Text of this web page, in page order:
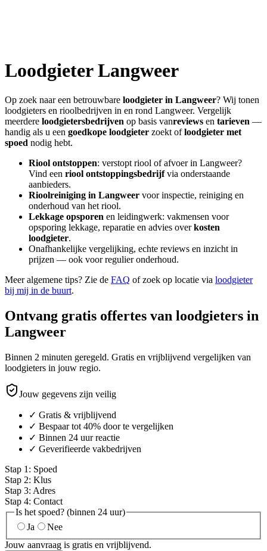
LoodgieterLangweer
Op zoek naar een betrouwbare loodgieter in Langweer? Wij tonen
loodgieters en rioolbedrijven in en rond Langweer. Vergelijk
meerdere loodgietersbedrijven op basis vanreviews en tarieven —
handig als u een goedkope loodgieter zoekt ofloodgieter met
spoed nodig hebt.
Riool ontstoppen: verstopt riool of afvoer in Langweer?
Vind een riool ontstoppingsbedrijfvia onderstaande
aanbieders.
Rioolreiniging in Langweer voor inspectie, reiniging en
onderhoud van het riool.
Lekkage opsporen en leidingwerk: vakmensen voor
opsporing lekkage, reparatie en advies overkosten
loodgieter.
Onafhankelijke vergelijking, echte reviews en inzicht in
prijzen — ook voor regulier onderhoud.
Meer algemene tips? Zie de FAQ of zoek op locatie via loodgieter
bij mij in de buurt.
Ontvang gratis offertes van loodgieters in
Langweer
Binnen 2 minuten geregeld. Gratis en vrijblijvend vergelijken van
loodgieters in jouw regio.
Jouw gegevens zijn veilig
✓ Gratis & vrijblijvend
✓ Bespaar tot 40% door te vergelijken
✓ Binnen 24 uur reactie
✓ Geverifieerde vakbedrijven
Stap 1 : Spoed
Stap 2: Klus
Stap 3: Adres
Stap 4: Contact
Is het spoed? (binnen 24 uur)
Ja
Nee
Jouw aanvraag is gratis en vrijblijvend.